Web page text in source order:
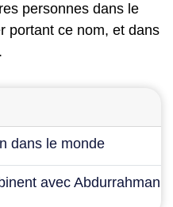
personnes dans le
portant ce nom, et dans
dans le monde
avec Abdurrahman